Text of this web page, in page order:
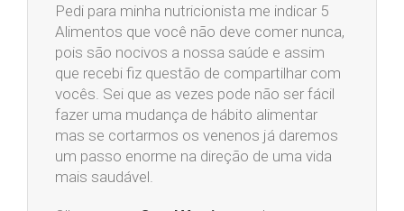
Pedi para minha nutricionista me indicar 5
Alimentos que você não deve comer nunca,
pois são nocivos a nossa saúde e assim
que recebi fiz questão de compartilhar com
vocês. Sei que as vezes pode não ser fácil
fazer uma mudança de hábito alimentar
mas se cortarmos os venenos já daremos
um passo enorme na direção de uma vida
mais saudável.